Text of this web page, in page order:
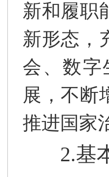
新和履职
新形态，
会、数字
展，不断
推进国家
2.基